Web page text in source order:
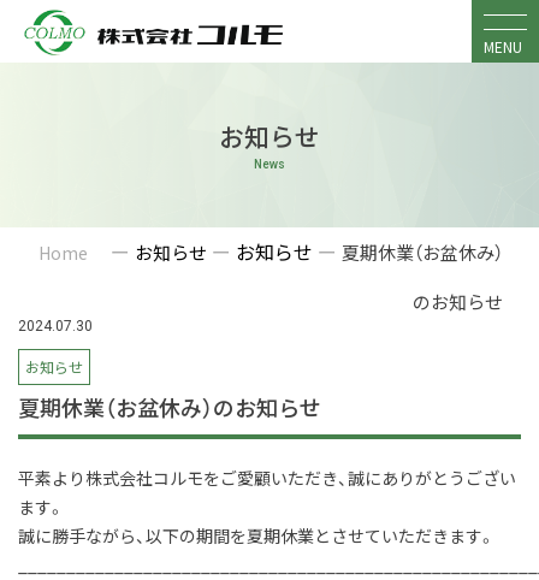
Skip
content
MENU
お知らせ
News
Home ー お知らせ ー お知らせ ー 夏期休業（お盆休み）
のお知らせ
2024.07.30
お知らせ
夏期休業（お盆休み）のお知らせ
平素より株式会社コルモをご愛顧いただき、誠にありがとうござい
ます。
誠に勝手ながら、以下の期間を夏期休業とさせていただきます。